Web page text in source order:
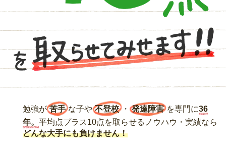
勉強が 苦手 な子や 不登校 ・ 発達障害 を専門に36
年。平均点プラス10点を取らせるノウハウ・実績なら
どんな大手にも負けません！